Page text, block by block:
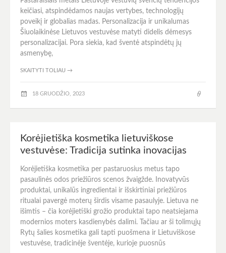
keičiasi, atspindėdamos naujas vertybes, technologijų
poveikį ir globalias madas. Personalizacija ir unikalumas
Šiuolaikinėse Lietuvos vestuvėse matyti didelis dėmesys
personalizacijai. Pora siekia, kad šventė atspindėtų jų
asmenybę,
SKAITYTI TOLIAU →
18 GRUODŽIO, 2023
Korėjietiška kosmetika lietuviškose
vestuvėse: Tradicija sutinka inovacijas
Korėjietiška kosmetika per pastaruosius metus tapo
pasaulinės odos priežiūros scenos žvaigžde. Inovatyvūs
produktai, unikalūs ingredientai ir išskirtiniai priežiūros
ritualai pavergė moterų širdis visame pasaulyje. Lietuva ne
išimtis – čia korėjietiški grožio produktai tapo neatsiejama
modernios moters kasdienybės dalimi. Tačiau ar ši tolimųjų
Rytų šalies kosmetika gali tapti puošmena ir Lietuviškose
vestuvėse, tradicinėje šventėje, kurioje puosnūs